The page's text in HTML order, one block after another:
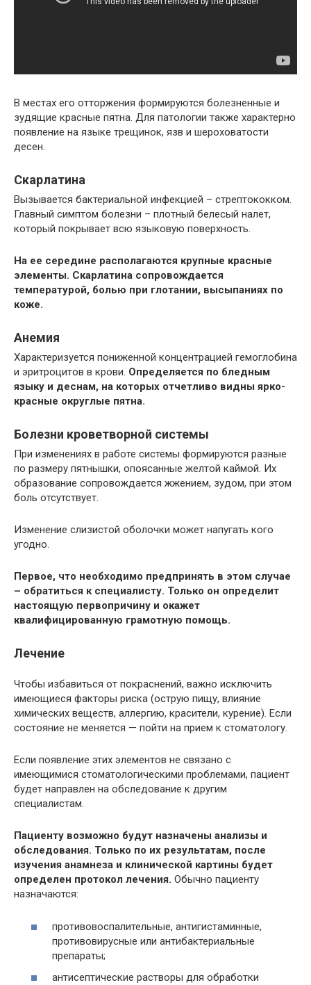
В местах его отторжения формируются болезненные и
зудящие красные пятна. Для патологии также характерно
появление на языке трещинок, язв и шероховатости
десен.
Скарлатина
Вызывается бактериальной инфекцией – стрептококком.
Главный симптом болезни – плотный белесый налет,
который покрывает всю языковую поверхность.
На ее середине располагаются крупные красные
элементы. Скарлатина сопровождается
температурой, болью при глотании, высыпаниях по
коже.
Анемия
Характеризуется пониженной концентрацией гемоглобина
и эритроцитов в крови. Определяется по бледным
языку и деснам, на которых отчетливо видны ярко-
красные округлые пятна.
Болезни кроветворной системы
При изменениях в работе системы формируются разные
по размеру пятнышки, опоясанные желтой каймой. Их
образование сопровождается жжением, зудом, при этом
боль отсутствует.
Изменение слизистой оболочки может напугать кого
угодно.
Первое, что необходимо предпринять в этом случае
– обратиться к специалисту. Только он определит
настоящую первопричину и окажет
квалифицированную грамотную помощь.
Лечение
Чтобы избавиться от покраснений, важно исключить
имеющиеся факторы риска (острую пищу, влияние
химических веществ, аллергию, красители, курение). Если
состояние не меняется — пойти на прием к стоматологу.
Если появление этих элементов не связано с
имеющимися стоматологическими проблемами, пациент
будет направлен на обследование к другим
специалистам.
Пациенту возможно будут назначены анализы и
обследования. Только по их результатам, после
изучения анамнеза и клинической картины будет
определен протокол лечения. Обычно пациенту
назначаются:
противовоспалительные, антигистаминные,
противовирусные или антибактериальные
препараты;
антисептические растворы для обработки